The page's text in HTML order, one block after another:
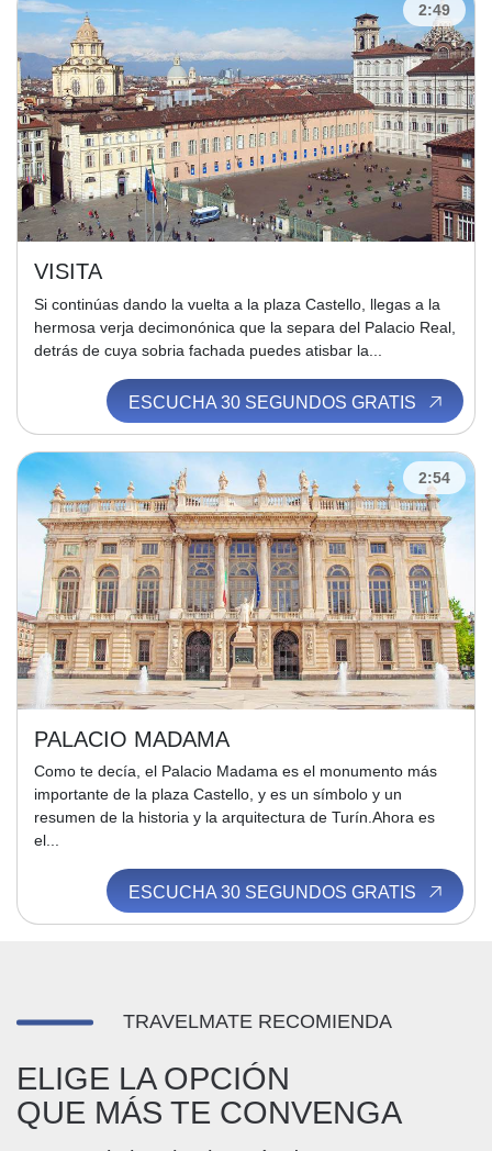
2:49
VISITA
Si continúas dando la vuelta a la plaza Castello, llegas a la
hermosa verja decimonónica que la separa del Palacio Real,
detrás de cuya sobria fachada puedes atisbar la...
ESCUCHA 30 SEGUNDOS GRATIS
2:54
PALACIO MADAMA
Como te decía, el Palacio Madama es el monumento más
importante de la plaza Castello, y es un símbolo y un
resumen de la historia y la arquitectura de Turín.Ahora es
el...
ESCUCHA 30 SEGUNDOS GRATIS
TRAVELMATE RECOMIENDA
ELIGE LA OPCIÓN
QUE MÁS TE CONVENGA